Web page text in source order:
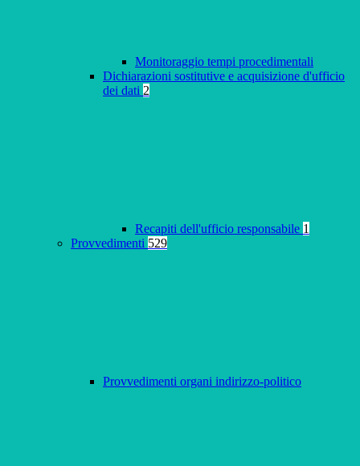
Monitoraggio tempi procedimentali
Dichiarazioni sostitutive e acquisizione d'ufficio
dei dati 2
Recapiti dell'ufficio responsabile 1
Provvedimenti 529
Provvedimenti organi indirizzo-politico